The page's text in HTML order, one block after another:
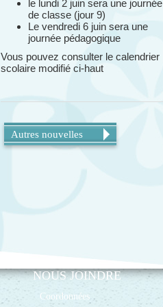
le lundi 2 juin sera une journée
de classe (jour 9)
Le vendredi 6 juin sera une
journée pédagogique
Vous pouvez consulter le calendrier
scolaire modifié ci-haut
Autres nouvelles
NOUS JOINDRE
Coordonnées